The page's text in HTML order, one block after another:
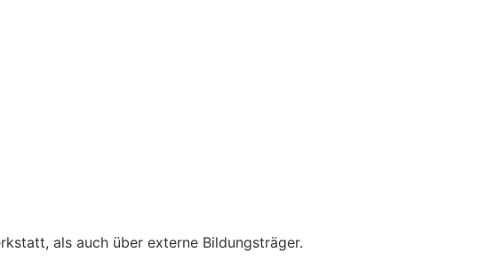
als auch über externe Bildungsträger.